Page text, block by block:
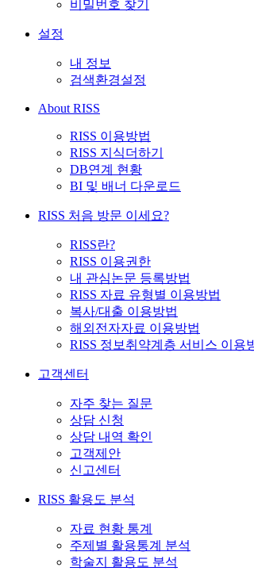
비밀번호 찾기
설정
내 정보
검색환경설정
About RISS
RISS 이용방법
RISS 지식더하기
DB연계 현황
BI 및 배너 다운로드
RISS 처음 방문 이세요?
RISS란?
RISS 이용권한
내 관심논문 등록방법
RISS 자료 유형별 이용방법
복사/대출 이용방법
해외전자자료 이용방법
RISS 정보취약계층 서비스 이용
고객센터
자주 찾는 질문
상담 신청
상담 내역 확인
고객제안
신고센터
RISS 활용도 분석
자료 현황 통계
주제별 활용통계 분석
학술지 활용도 분석